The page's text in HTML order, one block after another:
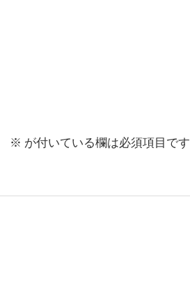
※ が付いている欄は必須項目です